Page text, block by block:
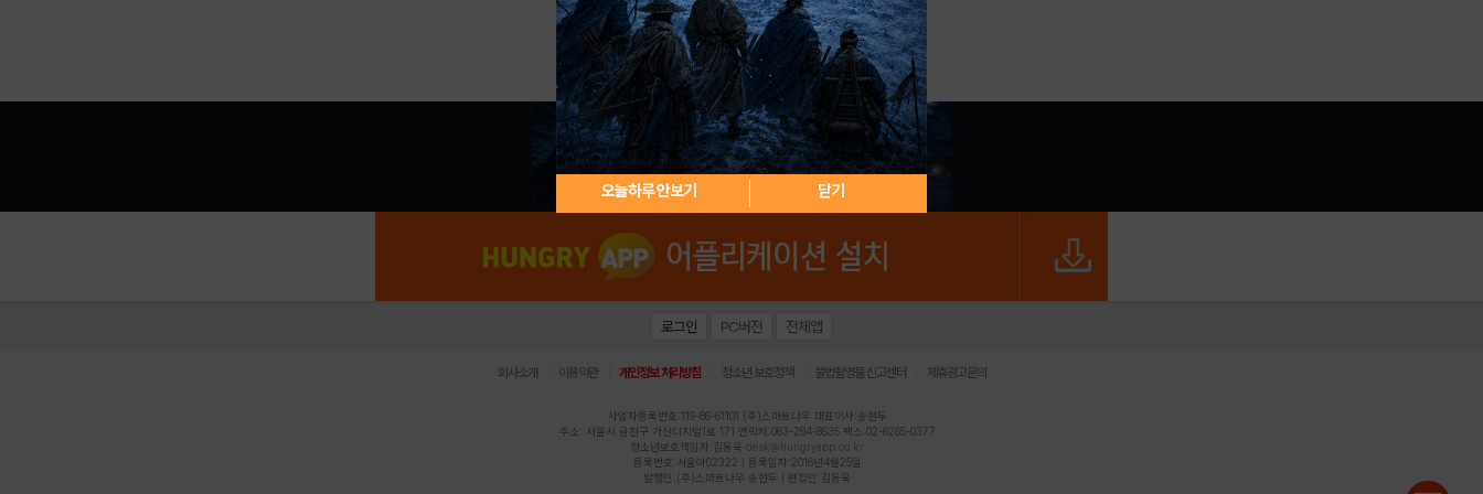
아이디 / 비밀번호 찾기 회원가입
오늘하루 안보기 닫기
로그인 PC버전 전체앱
회사소개 이용약관 개인정보 처리방침 청소년 보호정책 불법촬영물 신고센터 제휴광고문의
사업자등록번호:119-86-61101 (주)스마트나우 대표이사:송현두
주소: 서울시 금천구 가산디지털1로 171 연락처:063-284-8635 팩스:02-6265-0377
청소년보호책임자:김동욱 desk@hungryapp.co.kr
등록번호:서울아02322 | 등록일자:2016년4월25일
발행인:(주)스마트나우 송현두 | 편집인:김동욱